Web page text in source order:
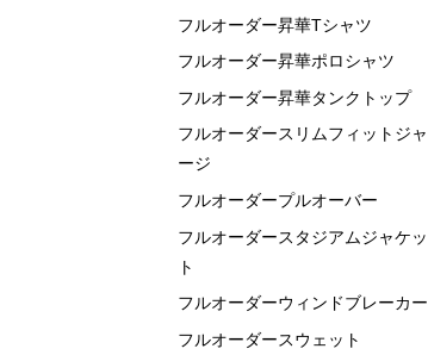
フルオーダー昇華Tシャツ
フルオーダー昇華ポロシャツ
フルオーダー昇華タンクトップ
フルオーダースリムフィットジャ
ージ
フルオーダープルオーバー
フルオーダースタジアムジャケッ
ト
フルオーダーウィンドブレーカー
フルオーダースウェット